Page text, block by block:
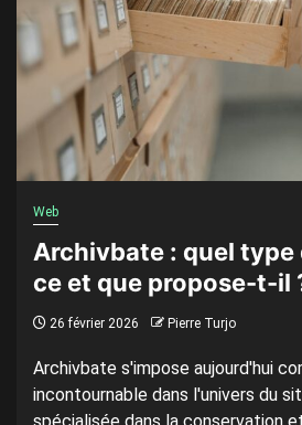
Web
Archivbate : quel type
ce et que propose-t-il
26 février 2026 Pierre Turjo
Archivbate s'impose aujourd'hui
incontournable dans l'univers du